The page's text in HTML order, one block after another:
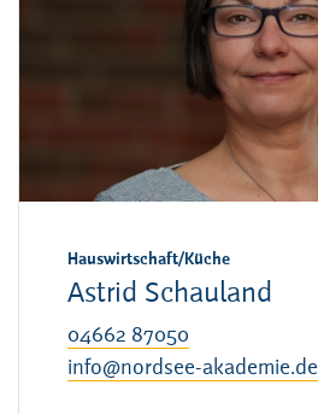
Hauswirtschaft/Küche
Astrid Schauland
04662 87050
info@nordsee-akademie.de